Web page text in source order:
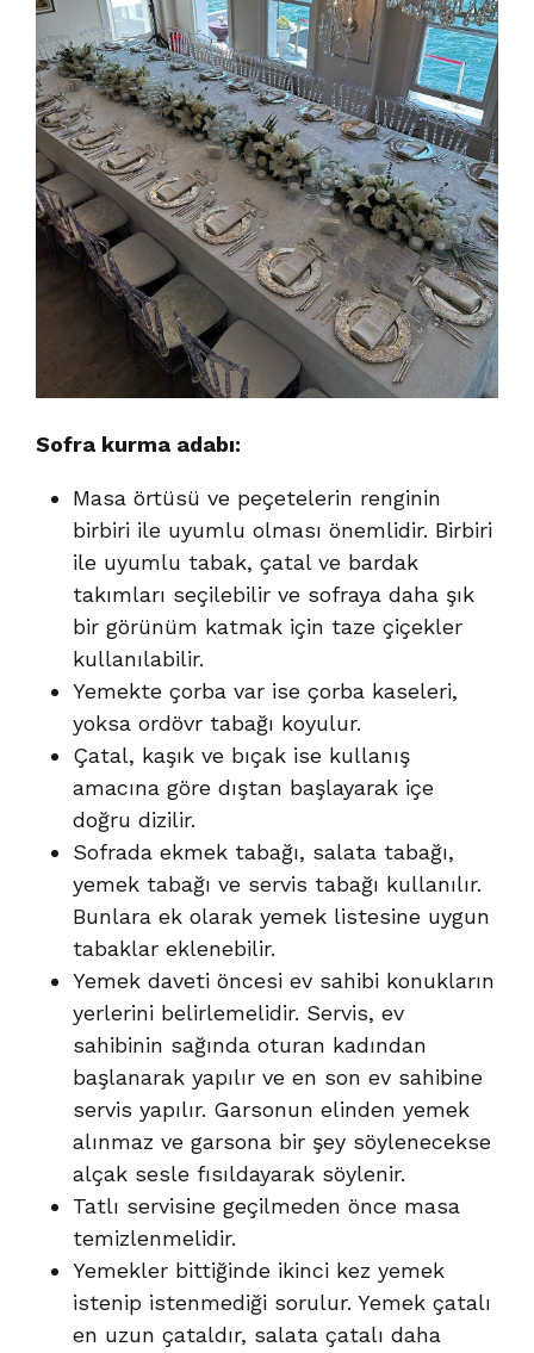
Sofra kurma adabı:
Masa örtüsü ve peçetelerin renginin
birbiri ile uyumlu olması önemlidir. Birbiri
ile uyumlu tabak, çatal ve bardak
takımları seçilebilir ve sofraya daha şık
bir görünüm katmak için taze çiçekler
kullanılabilir.
Yemekte çorba var ise çorba kaseleri,
yoksa ordövr tabağı koyulur.
Çatal, kaşık ve bıçak ise kullanış
amacına göre dıştan başlayarak içe
doğru dizilir.
Sofrada ekmek tabağı, salata tabağı,
yemek tabağı ve servis tabağı kullanılır.
Bunlara ek olarak yemek listesine uygun
tabaklar eklenebilir.
Yemek daveti öncesi ev sahibi konukların
yerlerini belirlemelidir. Servis, ev
sahibinin sağında oturan kadından
başlanarak yapılır ve en son ev sahibine
servis yapılır. Garsonun elinden yemek
alınmaz ve garsona bir şey söylenecekse
alçak sesle fısıldayarak söylenir.
Tatlı servisine geçilmeden önce masa
temizlenmelidir.
Yemekler bittiğinde ikinci kez yemek
istenip istenmediği sorulur. Yemek çatalı
en uzun çataldır, salata çatalı daha